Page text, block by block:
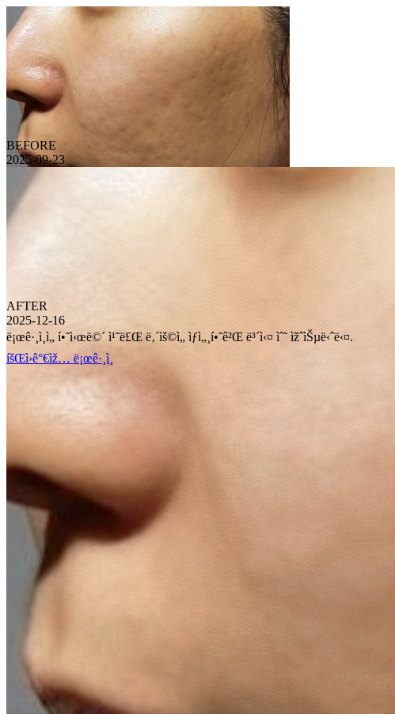
BEFORE
2025-09-23
AFTER
2025-12-16
ë¡œê·¸ì¸ì„ í•˜ì‹œë©´ ì¹˜ë£Œ ë‚´ìš©ì„ ìƒì„¸í•˜ê²Œ ë³´ì‹¤ ìˆ˜ ìžˆìŠµë‹ˆë‹¤.
íšŒì›ê°€ìž… ë¡œê·¸ì¸